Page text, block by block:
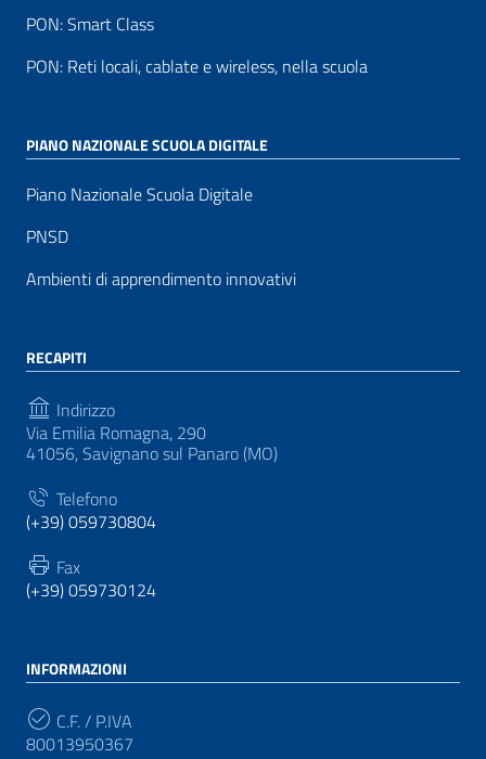
PON: Smart Class
PON: Reti locali, cablate e wireless, nella scuola
PIANO NAZIONALE SCUOLA DIGITALE
Piano Nazionale Scuola Digitale
PNSD
Ambienti di apprendimento innovativi
RECAPITI
Indirizzo
Via Emilia Romagna, 290
41056, Savignano sul Panaro (MO)
Telefono
(+39) 059730804
Fax
(+39) 059730124
INFORMAZIONI
C.F. / P.IVA
80013950367